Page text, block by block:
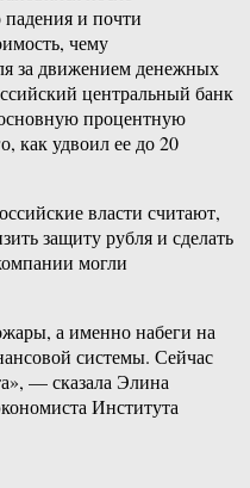
падения и почти
чему
за движением денежных
центральный банк
процентную
как удвоил ее до 20
власти считают,
защиту рубля и сделать
могли
а именно набеги на
системы. Сейчас
— сказала Элина
Института